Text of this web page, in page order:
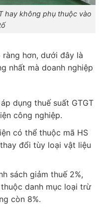
hay không phụ thuộc vào
hơn, dưới đây là
nhất mà doanh nghiệp
dụng thuế suất GTGT
công nghiệp.
có thể thuộc mã HS
đổi tùy loại vật liệu
sách giảm thuế 2%,
danh mục loại trừ
còn 8%.